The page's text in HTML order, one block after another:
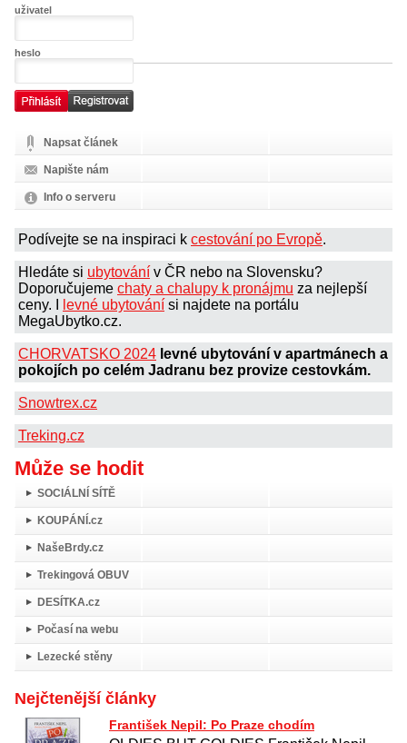
uživatel
heslo
Napsat článek
Napište nám
Info o serveru
Podívejte se na inspiraci k cestování po Evropě.
Hledáte si ubytování v ČR nebo na Slovensku?
Doporučujeme chaty a chalupy k pronájmu za nejlepší
ceny. I
levné ubytování si najdete na portálu
MegaUbytko.cz.
CHORVATSKO 2024 levné ubytování v apartmánech a
pokojích po celém Jadranu bez provize cestovkám.
Snowtrex.cz
Treking.cz
Může se hodit
SOCIÁLNÍ SÍTĚ
KOUPÁNÍ.cz
NašeBrdy.cz
Trekingová OBUV
DESÍTKA.cz
Počasí na webu
Lezecké stěny
Nejčtenější články
František Nepil: Po Praze chodím